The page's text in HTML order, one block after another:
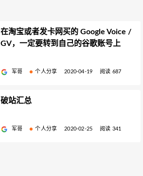
在淘宝或者发卡网买的 Google Voice /
GV，一定要转到自己的谷歌账号上
军哥 个人分享 2020-04-19 阅读 687
破站汇总
军哥 个人分享 2020-02-25 阅读 341